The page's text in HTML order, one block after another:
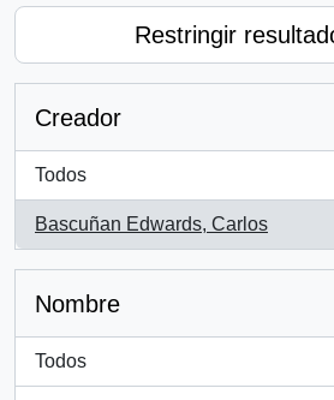
Restringir
Creador
Todos
Bascuñan Edwards, Carlos
, 1 resultados
Nombre
Todos